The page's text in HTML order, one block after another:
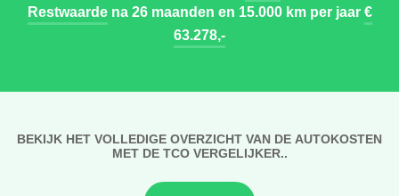
Restwaardena 26 maanden en 15.000 km per jaar€
63.278,-
BEKIJK HET VOLLEDIGE OVERZICHT VAN DE AUTOKOSTEN
MET DE TCO VERGELIJKER..